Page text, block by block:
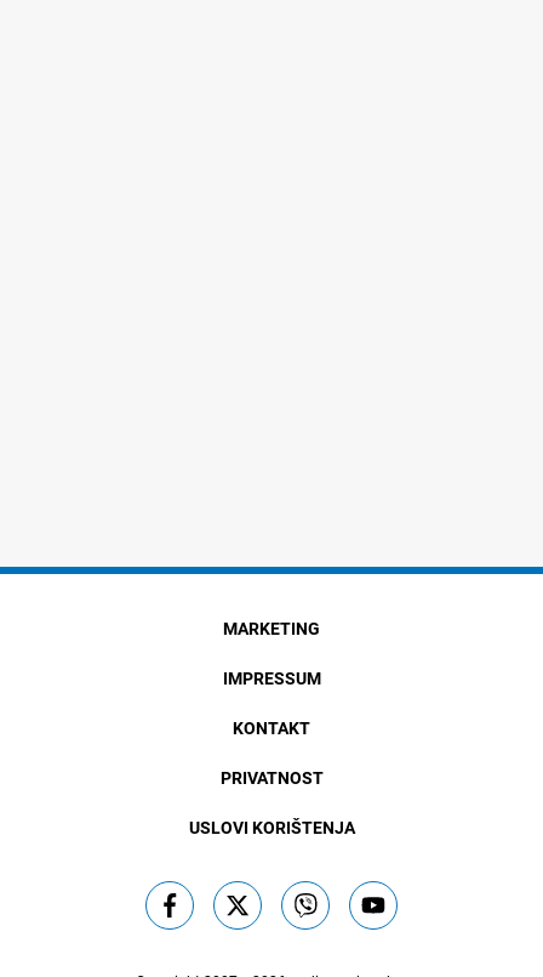
MARKETING
IMPRESSUM
KONTAKT
PRIVATNOST
USLOVI KORIŠTENJA